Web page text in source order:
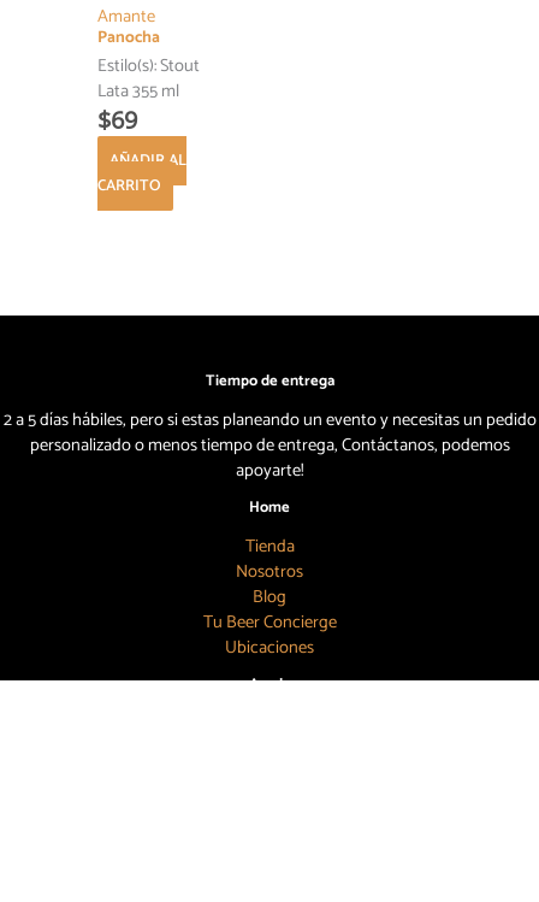
Amante
Panocha
Estilo(s):Stout
Lata 355 ml
$69
AÑADIR AL
CARRITO
Tiempo de entrega
2 a 5 días hábiles, pero si estas planeando un evento y necesitas un pedido
personalizado o menos tiempo de entrega, Contáctanos, podemos
apoyarte!
Home
Tienda
Nosotros
Blog
Tu Beer Concierge
Ubicaciones
Ayuda